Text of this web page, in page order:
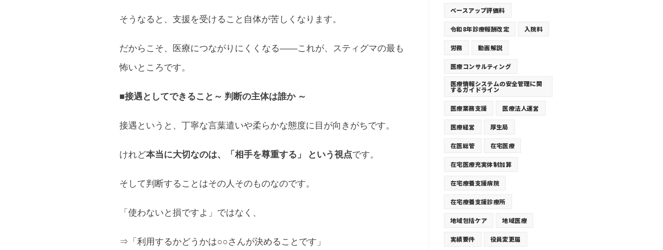
そうなると、支援を受けること自体が苦しくなります。
だからこそ、医療につながりにくくなる――これが、スティグマの最も
怖いところです。
■接遇としてできること～ 判断の主体は誰か ～
接遇というと、丁寧な言葉遣いや柔らかな態度に目が向きがちです。
けれど本当に大切なのは、「相手を尊重する」 という視点です。
そして判断することはその人そのものなのです。
「使わないと損ですよ」ではなく、
⇒「利用するかどうかは○○さんが決めることです」
ベースアップ評価料
令和8年診療報酬改定 入院料
労務 動画解説
医療コンサルティング
医療情報システムの安全管理に関
するガイドライン
医療業務支援 医療法人運営
医療経営 厚生局
在医総管 在宅医療
在宅医療充実体制加算
在宅療養支援病院
在宅療養支援診療所
地域包括ケア 地域医療
実績要件 役員変更届